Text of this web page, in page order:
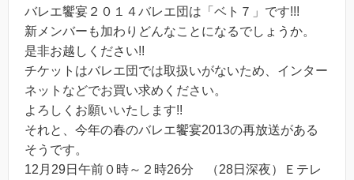
バレエ饗宴２０１４バレエ団は「ベト７」です!!!
新メンバーも加わりどんなことになるでしょうか。
是非お越しください!!
チケットはバレエ団では取扱いがないため、インター
ネットなどでお買い求めください。
よろしくお願いいたします!!
それと、今年の春のバレエ饗宴2013の再放送がある
そうです。
12月29日午前０時～２時26分 （28日深夜）Ｅテレ